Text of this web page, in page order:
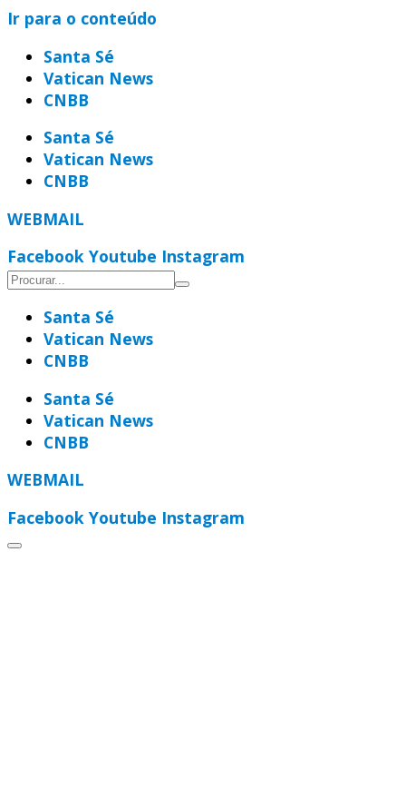
Ir para o conteúdo
Santa Sé
Vatican News
CNBB
Santa Sé
Vatican News
CNBB
WEBMAIL
Facebook Youtube Instagram
Santa Sé
Vatican News
CNBB
Santa Sé
Vatican News
CNBB
WEBMAIL
Facebook Youtube Instagram